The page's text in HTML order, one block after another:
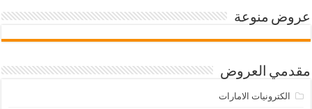
عروض منوعة
مقدمي العروض
الكترونيات الامارات